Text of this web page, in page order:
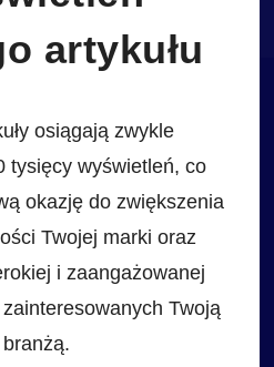
artykułu
osiągają zwykle
tysięcy wyświetleń, co
okazję do zwiększenia
Twojej marki oraz
i zaangażowanej
Twoją
branżą.